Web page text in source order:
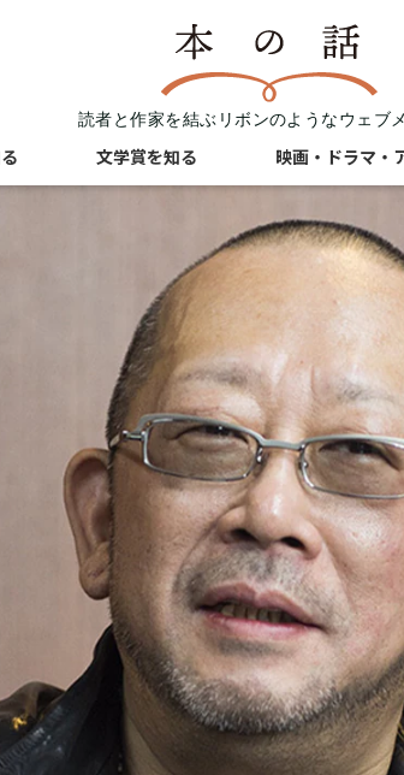
読者と作家を結ぶリボンのようなウェブ
文学賞を知る 映画・ドラマ・